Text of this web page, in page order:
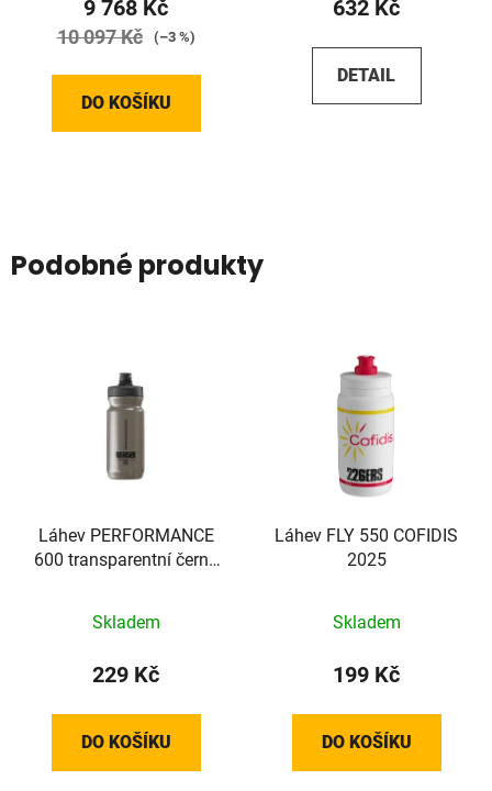
9 768 Kč
10 097 Kč (–3 %)
DO KOŠÍKU
632 Kč
DETAIL
Podobné produkty
Láhev PERFORMANCE
600 transparentní černá
Skladem
229 Kč
DO KOŠÍKU
Láhev FLY 550 COFIDIS
2025
Skladem
199 Kč
DO KOŠÍKU